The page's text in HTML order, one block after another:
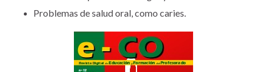
Problemas de salud oral, como caries.